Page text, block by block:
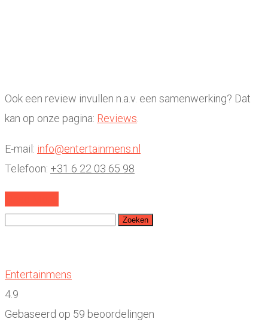
Ook een review invullen n.a.v. een samenwerking? Dat
kan op onze pagina: Reviews
E-mail: info@entertainmens.nl
Telefoon: +31 6 22 03 65 98
Zoeken
Entertainmens
4.9
Gebaseerd op 59 beoordelingen